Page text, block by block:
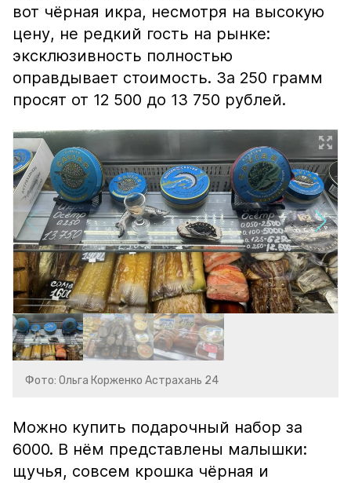
вот чёрная икра, несмотря на высокую
цену, не редкий гость на рынке:
эксклюзивность полностью
оправдывает стоимость. За 250 грамм
просят от 12 500 до 13 750 рублей.
Фото: Ольга Корженко Астрахань 24
Можно купить подарочный набор за
6000. В нём представлены малышки:
щучья, совсем крошка чёрная и